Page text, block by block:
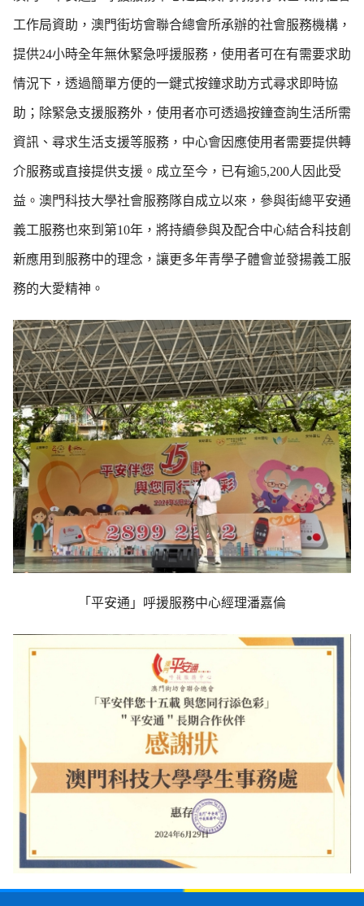
工作局資助，澳門街坊會聯合總會所承辦的社會服務機構，
提供24小時全年無休緊急呼援服務，使用者可在有需要求助
情況下，透過簡單方便的一鍵式按鐘求助方式尋求即時協
助；除緊急支援服務外，使用者亦可透過按鐘查詢生活所需
資訊、尋求生活支援等服務，中心會因應使用者需要提供轉
介服務或直接提供支援。成立至今，已有逾5,200人因此受
益。澳門科技大學社會服務隊自成立以來，參與街總平安通
義工服務也來到第10年，將持續參與及配合中心結合科技創
新應用到服務中的理念，讓更多年青學子體會並發揚義工服
務的大愛精神。
「平安通」呼援服務中心經理潘嘉倫